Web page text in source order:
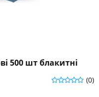
500 шт блакитні
(0)